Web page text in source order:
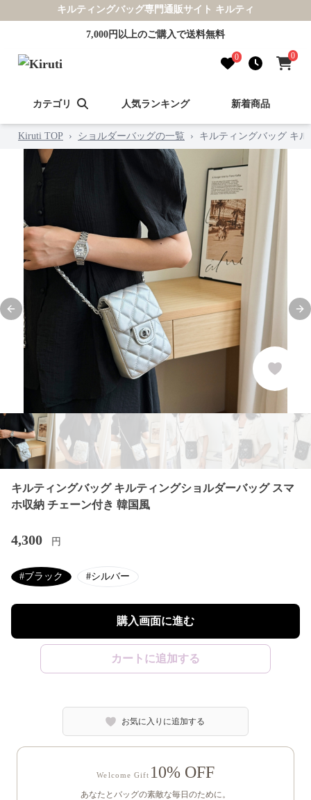
キルティングバッグ専門通販サイト キルティ
7,000円以上のご購入で送料無料
0 0
カテゴリ 人気ランキング 新着商品
Kiruti TOP › ショルダーバッグの一覧 › キルティングバッグ キ
Previous slide
キルティングバッグ キルティングショルダーバッグ スマ
ホ収納 チェーン付き 韓国風
4,300 円
#ブラック #シルバー
購入画面に進む
カートに追加する
お気に入りに追加する
Welcome Gift 10% OFF
あなたとバッグの素敵な毎日のために。